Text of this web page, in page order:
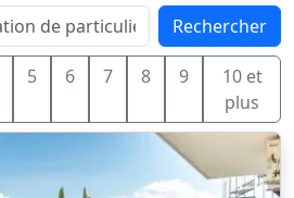
Rechercher
5 6 7 8 9
10 et
plus